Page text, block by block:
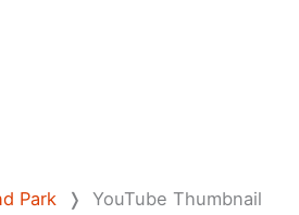
Park ❭ YouTube Thumbnail